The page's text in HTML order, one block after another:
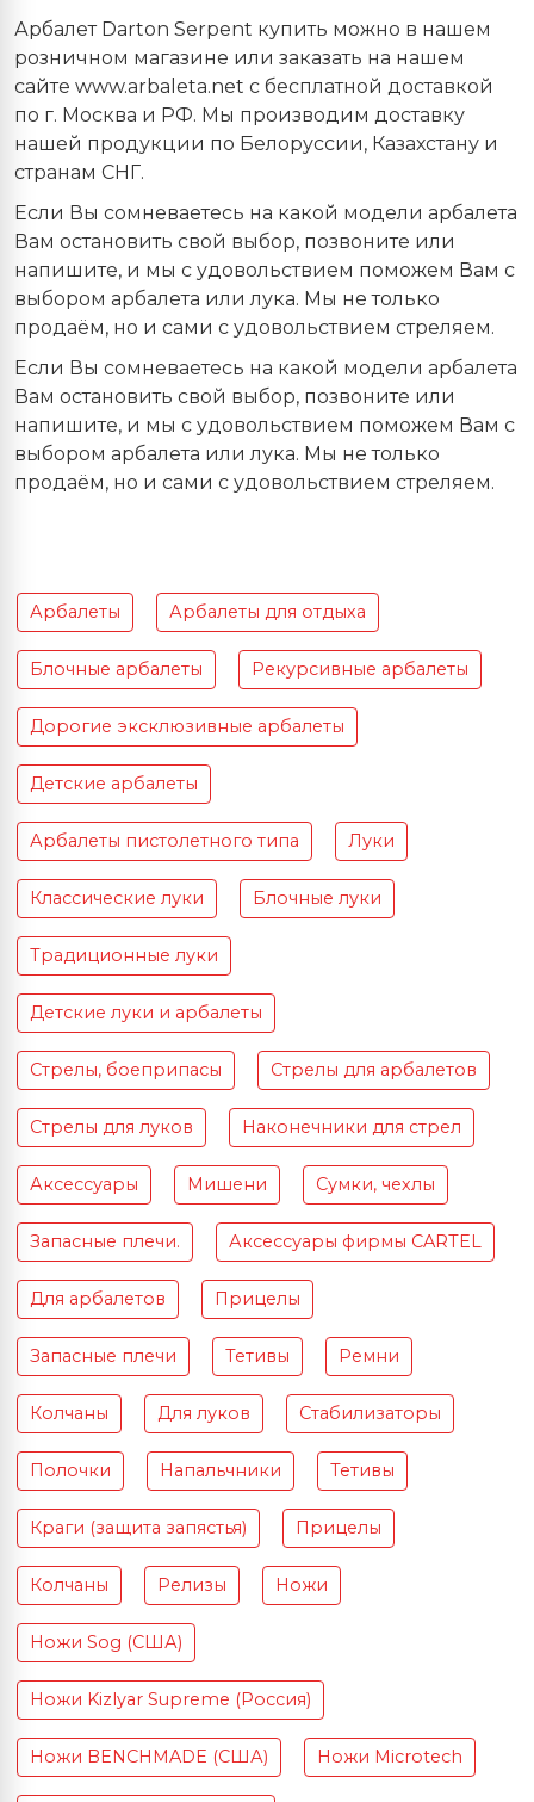
Арбалет Darton Serpent купить можно в нашем
розничном магазине или заказать на нашем
сайте www.arbaleta.net с бесплатной доставкой
по г. Москва и РФ. Мы производим доставку
нашей продукции по Белоруссии, Казахстану и
странам СНГ.
Если Вы сомневаетесь на какой модели арбалета
Вам остановить свой выбор, позвоните или
напишите, и мы с удовольствием поможем Вам с
выбором арбалета или лука. Мы не только
продаём, но и сами с удовольствием стреляем.
Если Вы сомневаетесь на какой модели арбалета
Вам остановить свой выбор, позвоните или
напишите, и мы с удовольствием поможем Вам с
выбором арбалета или лука. Мы не только
продаём, но и сами с удовольствием стреляем.
Арбалеты Арбалеты для отдыха
Блочные арбалеты Рекурсивные арбалеты
Дорогие эксклюзивные арбалеты
Детские арбалеты
Арбалеты пистолетного типа Луки
Классические луки Блочные луки
Традиционные луки
Детские луки и арбалеты
Стрелы, боеприпасы Стрелы для арбалетов
Стрелы для луков Наконечники для стрел
Аксессуары Мишени Сумки, чехлы
Запасные плечи. Аксессуары фирмы CARTEL
Для арбалетов Прицелы
Запасные плечи Тетивы Ремни
Колчаны Для луков Стабилизаторы
Полочки Напальчники Тетивы
Краги (защита запястья) Прицелы
Колчаны Релизы Ножи
Ножи Sog (США)
Ножи Kizlyar Supreme (Россия)
Ножи BENCHMADE (США) Ножи Microtech